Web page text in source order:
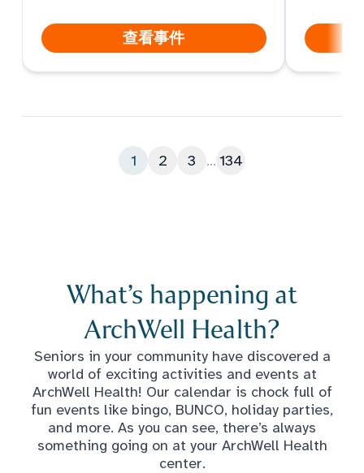
查看事件
1 2 3 ... 134
What’s happening at
ArchWell Health?
Seniors in your community have discovered a
world of exciting activities and events at
ArchWell Health! Our calendar is chock full of
fun events like bingo, BUNCO, holiday parties,
and more. As you can see, there’s always
something going on at your ArchWell Health
center.